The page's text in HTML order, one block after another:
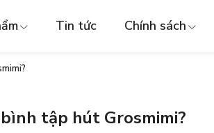
Tin tức Chính sách
tập hút Grosmimi?